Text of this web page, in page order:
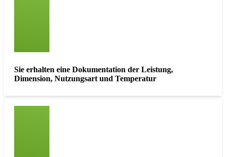
Sie erhalten eine Dokumentation der Leistung,
Dimension, Nutzungsart und Temperatur